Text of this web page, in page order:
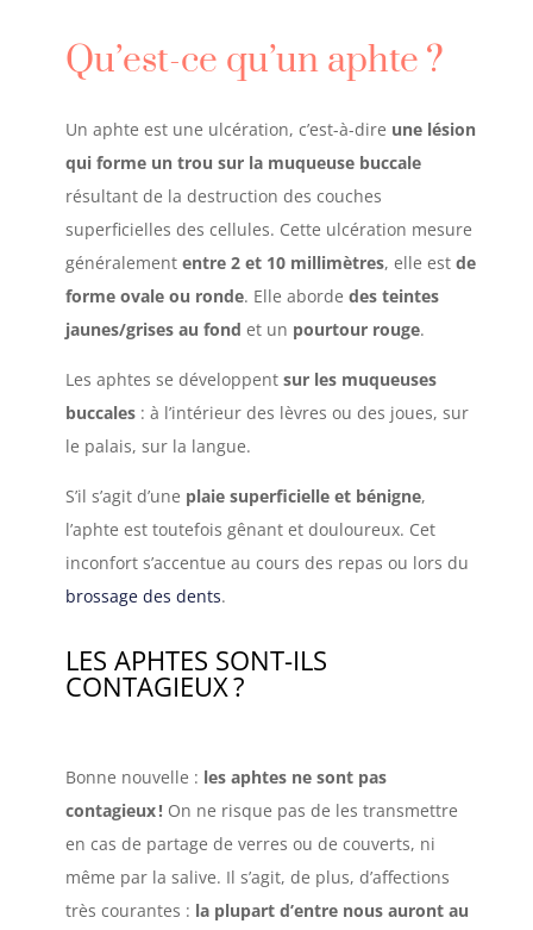
Qu’est-ce qu’un aphte ?
Un aphte est une ulcération, c’est-à-dire une lésion
qui forme un trou sur la muqueuse buccale
résultant de la destruction des couches
superficielles des cellules. Cette ulcération mesure
généralement entre 2 et 10 millimètres, elle est de
forme ovale ou ronde. Elle aborde des teintes
jaunes/grises au fond et un pourtour rouge.
Les aphtes se développent sur les muqueuses
buccales: à l’intérieur des lèvres ou des joues, sur
le palais, sur la langue.
S’il s’agit d’une plaie superficielle et bénigne,
l’aphte est toutefois gênant et douloureux. Cet
inconfort s’accentue au cours des repas ou lors du
brossage des dents.
LES APHTES SONT-ILS
CONTAGIEUX?
Bonne nouvelle : les aphtes ne sont pas
contagieux!On ne risque pas de les transmettre
en cas de partage de verres ou de couverts, ni
même par la salive. Il s’agit, de plus, d’affections
très courantes : la plupart d’entre nous auront au